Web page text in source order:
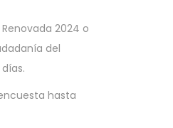
2024 o
del
hasta